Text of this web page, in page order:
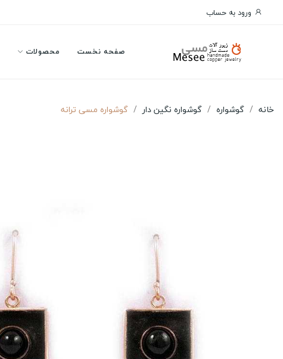
ورود به حساب
صفحه نخست محصولات
خانه گوشواره گوشواره نگین دار گوشواره مسی ترانه